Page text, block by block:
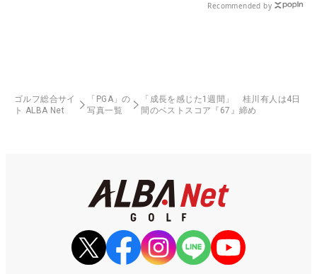
Recommended by
ゴルフ総合サイ
ト ALBA Net
「PGA」の
写真一覧
「成長を感じた1週間」 桂川有人は4日
間のベストスコア『67』締め